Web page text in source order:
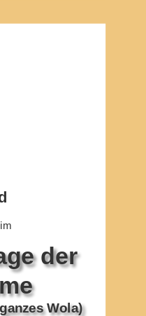
der
Wola)